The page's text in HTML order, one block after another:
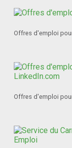
Offres d'emploi
Offres d'emploi